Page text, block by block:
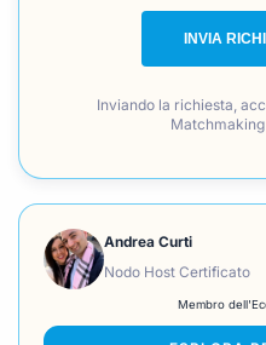
INVIA
Inviando la richiesta,
Andrea Curti
Nodo Host Certificato
Membro